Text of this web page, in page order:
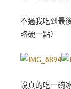
不過我吃到最
略硬一點）
說真的吃一碗